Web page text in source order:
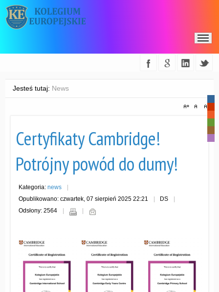
Jesteś tutaj: News
Certyfikaty Cambridge!
Potrójny powód do dumy!
Kategoria:news
Opublikowano: czwartek, 07 sierpień 2025 22:21
DS
Odsłony: 2564